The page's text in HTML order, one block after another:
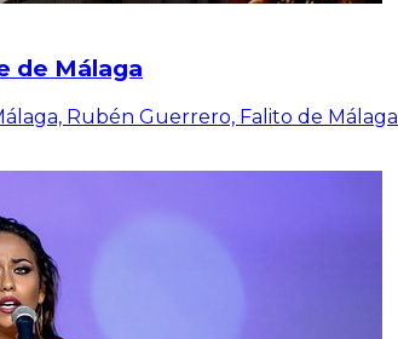
de Málaga
Rubén Guerrero, Falito de Málaga